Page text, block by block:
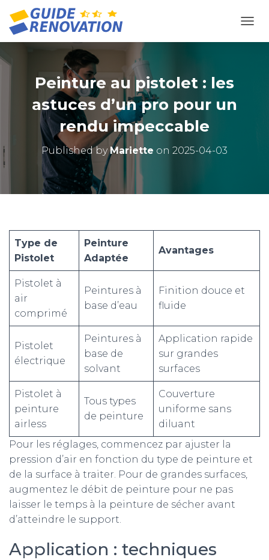
Peinture au pistolet : les
astuces d’un pro pour un
rendu impeccable
Published byMariette on 2025-04-03
Type de
Pistolet
Peinture
Adaptée
Avantages
Pistolet à
air
comprimé
Peintures à
base d’eau
Finition douce et
fluide
Pistolet
électrique
Peintures à
base de
solvant
Application rapide
sur grandes
surfaces
Pistolet à
peinture
airless
Tous types
de peinture
Couverture
uniforme sans
diluant
Pour les réglages, commencez par ajuster la
pression d’air en fonction du type de peinture et
de la surface à traiter. Pour de grandes surfaces,
augmentez le débit de peinture pour ne pas
laisser le temps à la peinture de sécher avant
d’atteindre le support.
Application : techniques